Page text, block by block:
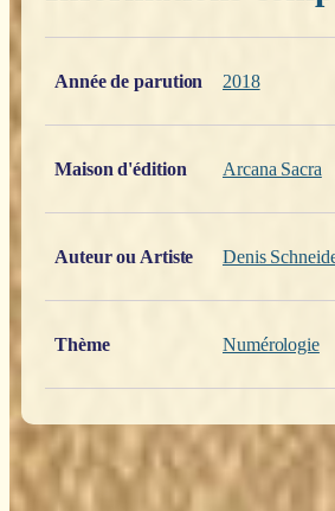
Année de parution
2018
Maison d'édition Arcana Sacra
Auteur ou Artiste Denis
Thème Numérologie